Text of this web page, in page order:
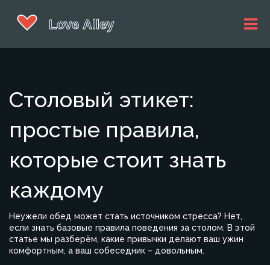
Столовый этикет:
простые правила,
которые стоит знать
каждому
Неужели обед может стать источником стресса? Нет,
если знать базовые правила поведения за столом. В этой
статье мы разберём, какие привычки делают ваш ужин
комфортным, а ваш собеседник – довольным.